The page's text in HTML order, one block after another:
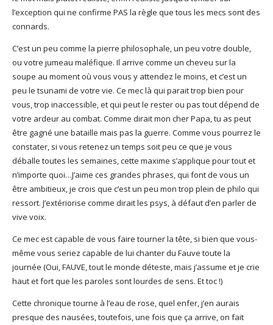
l’exception qui ne confirme PAS la règle que tous les mecs sont des
connards.
C’est un peu comme la pierre philosophale, un peu votre double,
ou votre jumeau maléfique. Il arrive comme un cheveu sur la
soupe au moment où vous vous y attendez le moins, et c’est un
peu le tsunami de votre vie. Ce mec là qui parait trop bien pour
vous, trop inaccessible, et qui peut le rester ou pas tout dépend de
votre ardeur au combat. Comme dirait mon cher Papa, tu as peut
être gagné une bataille mais pas la guerre. Comme vous pourrez le
constater, si vous retenez un temps soit peu ce que je vous
déballe toutes les semaines, cette maxime s’applique pour tout et
n’importe quoi…J’aime ces grandes phrases, qui font de vous un
être ambitieux, je crois que c’est un peu mon trop plein de philo qui
ressort. J’extériorise comme dirait les psys, à défaut d’en parler de
vive voix.
Ce mec est capable de vous faire tourner la tête, si bien que vous-
même vous seriez capable de lui chanter du Fauve toute la
journée (Oui, FAUVE, tout le monde déteste, mais j’assume et je crie
haut et fort que les paroles sont lourdes de sens. Et toc !)
Cette chronique tourne à l’eau de rose, quel enfer, j’en aurais
presque des nausées, toutefois, une fois que ça arrive, on fait